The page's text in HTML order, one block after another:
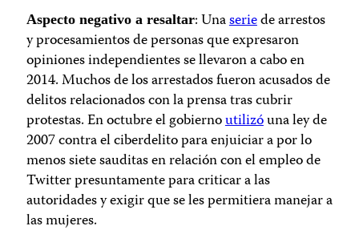
Aspecto negativo a resaltar: Unaseriede arrestos
y procesamientos de personas que expresaron
opiniones independientes se llevaron a cabo en
2014. Muchos de los arrestados fueron acusados de
delitos relacionados con la prensa tras cubrir
protestas. En octubre el gobiernoutilizóuna ley de
2007 contra el ciberdelito para enjuiciar a por lo
menos siete sauditas en relación con el empleo de
Twitter presuntamente para criticar a las
autoridades y exigir que se les permitiera manejar a
las mujeres.